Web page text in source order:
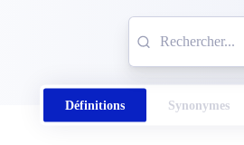
Définitions Synonymes